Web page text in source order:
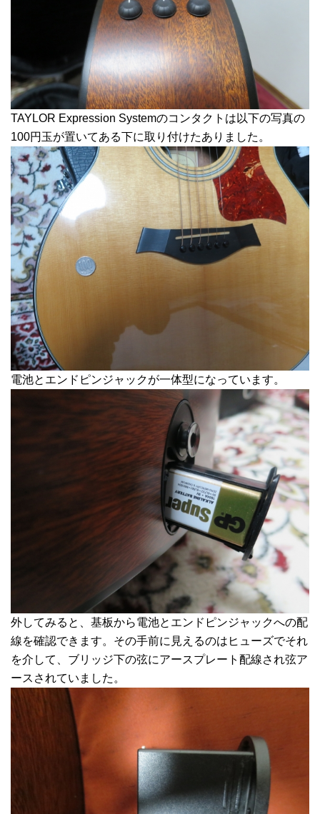
TAYLOR Expression Systemのコンタクトは以下の写真の
100円玉が置いてある下に取り付けたありました。
電池とエンドピンジャックが一体型になっています。
外してみると、基板から電池とエンドピンジャックへの配
線を確認できます。その手前に見えるのはヒューズでそれ
を介して、ブリッジ下の弦にアースプレート配線され弦ア
ースされていました。